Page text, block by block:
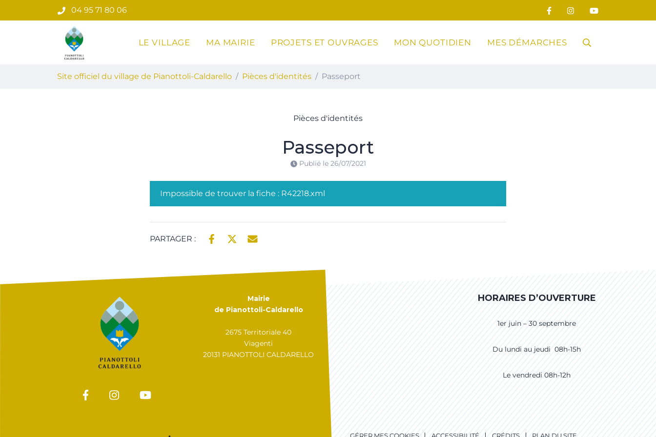
au
04 95 71 80 06
Site officiel du village de Pianottoli-Caldarello
LE VILLAGE MA MAIRIE PROJETS ET OUVRAGES MON QUOTIDIEN MES DÉMARCHES RECHERCHE
Site officiel du village de Pianottoli-Caldarello Pièces d'identités Passeport
Pièces d'identités
Passeport
Publié le 26/07/2021
Impossible de trouver la fiche : R42218.xml
PARTAGER :
Mairie
de Pianottoli-Caldarello
2675 Territoriale 40
Viagenti
20131 PIANOTTOLI CALDARELLO
HORAIRES D’OUVERTURE
1er juin – 30 septembre
Du lundi au jeudi 08h-15h
Le vendredi 08h-12h